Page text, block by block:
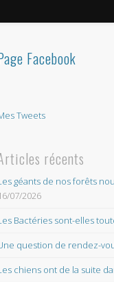
Facebook
Tweets
récents
géants de nos forêts
07/2026
Bactéries sont-elles
question de rendez-
chiens ont de la suite